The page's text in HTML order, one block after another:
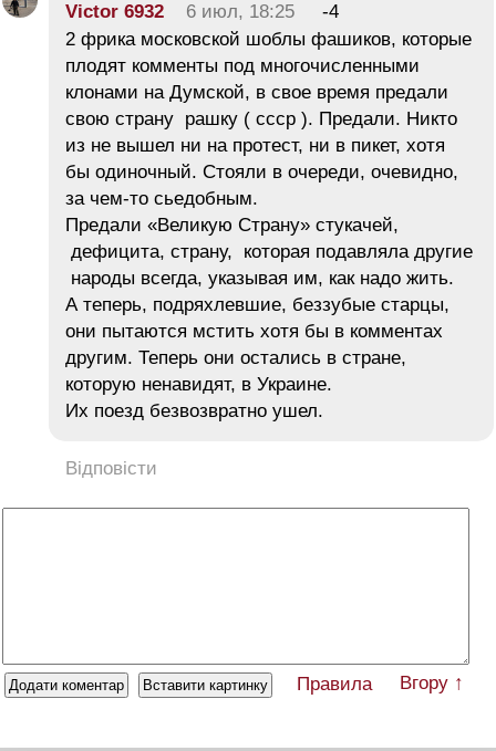
Victor 6932 6 июл, 18:25
-4
2 фрика московской шоблы фашиков, которые
плодят комменты под многочисленными
клонами на Думской, в свое время предали
свою страну рашку ( ссср ). Предали. Никто
из не вышел ни на протест, ни в пикет, хотя
бы одиночный. Стояли в очереди, очевидно,
за чем-то сьедобным.
Предали «Великую Страну» стукачей,
дефицита, страну, которая подавляла другие
народы всегда, указывая им, как надо жить.
А теперь, подряхлевшие, беззубые старцы,
они пытаются мстить хотя бы в комментах
другим. Теперь они остались в стране,
которую ненавидят, в Украине.
Их поезд безвозвратно ушел.
Відповісти
Правила Вгору ↑